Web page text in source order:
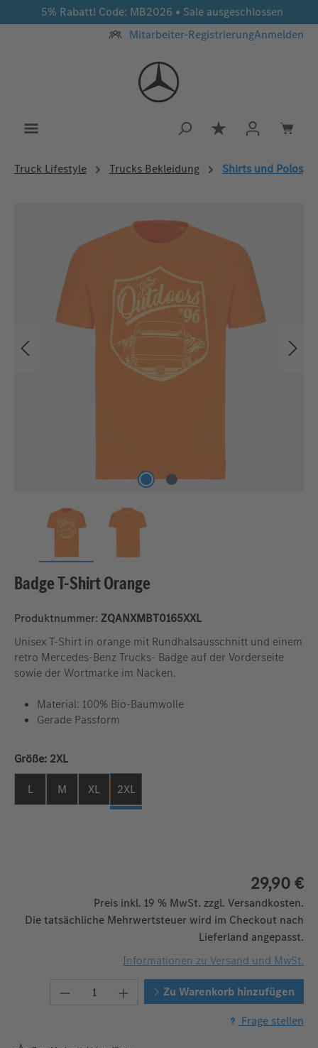
Zum Hauptinhalt springen
5% Rabatt! Code: MB2026 • Sale ausgeschlossen
Mitarbeiter-RegistrierungAnmelden
Du hast 0
Truck Lifestyle Trucks Bekleidung Shirts und Polos
Badge T-Shirt Orange
Produktnummer: ZQANXMBT0165XXL
Unisex T-Shirt in orange mit Rundhalsausschnitt und einem
retro Mercedes-Benz Trucks- Badge auf der Vorderseite
sowie der Wortmarke im Nacken.
Material: 100% Bio-Baumwolle
Gerade Passform
Größe:auswählen
2XL
L M XL 2XL
29,90 €
Preis inkl. 19 % MwSt. zzgl. Versandkosten.
Die tatsächliche Mehrwertsteuer wird im Checkout nach
Lieferland angepasst.
Informationen zu Versand und MwSt.
Produkt Anzahl: Gib denZu Warenkorb hinzufügen
Frage stellen